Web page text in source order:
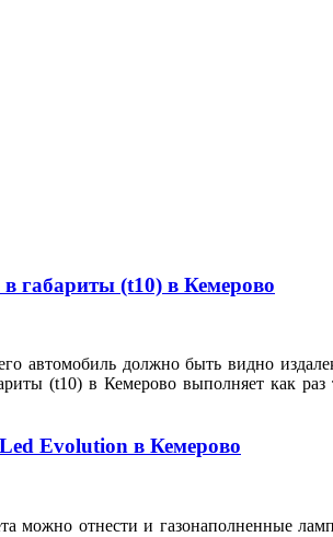
габариты (t10) в Кемерово
автомобиль должно быть видно
(t10) в Кемерово выполняет как
Evolution в Кемерово
можно отнести и газонаполненные